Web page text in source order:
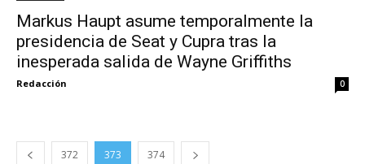
Markus Haupt asume temporalmente la
presidencia de Seat y Cupra tras la
inesperada salida de Wayne Griffiths
Redacción 0
372 373 374